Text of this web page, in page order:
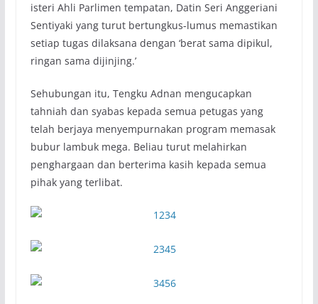
isteri Ahli Parlimen tempatan, Datin Seri Anggeriani
Sentiyaki yang turut bertungkus-lumus memastikan
setiap tugas dilaksana dengan ‘berat sama dipikul,
ringan sama dijinjing.’
Sehubungan itu, Tengku Adnan mengucapkan
tahniah dan syabas kepada semua petugas yang
telah berjaya menyempurnakan program memasak
bubur lambuk mega. Beliau turut melahirkan
penghargaan dan berterima kasih kepada semua
pihak yang terlibat.